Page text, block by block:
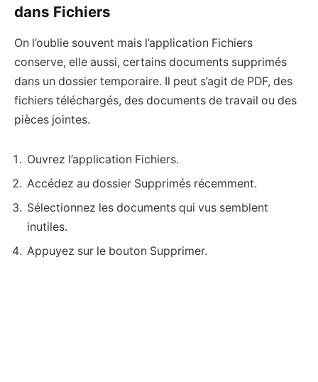
dans Fichiers
On l’oublie souvent mais l’application Fichiers
conserve, elle aussi, certains documents supprimés
dans un dossier temporaire. Il peut s’agit de PDF, des
fichiers téléchargés, des documents de travail ou des
pièces jointes.
Ouvrez l’application Fichiers.
Accédez au dossier Supprimés récemment.
Sélectionnez les documents qui vus semblent
inutiles.
Appuyez sur le bouton Supprimer.